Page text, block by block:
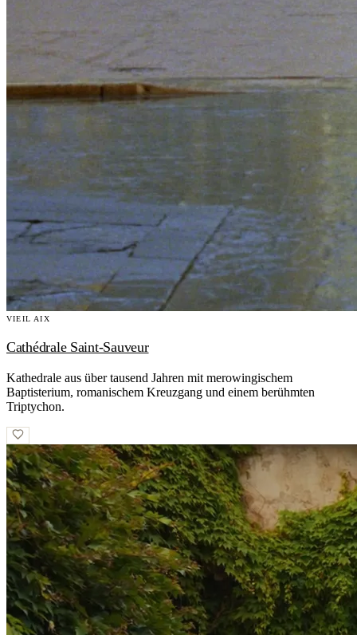
VIEIL AIX
Cathédrale Saint-Sauveur
Kathedrale aus über tausend Jahren mit merowingischem
Baptisterium, romanischem Kreuzgang und einem berühmten
Triptychon.